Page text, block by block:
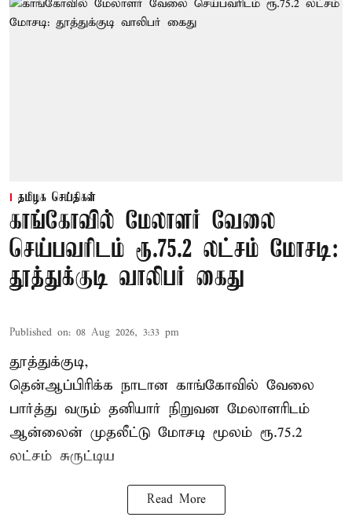
தமிழக செய்திகள்
காங்கோவில் மேலாளர் வேலை
செய்பவரிடம் ரூ.75.2 லட்சம் மோசடி:
தூத்துக்குடி வாலிபர் கைது
Published on: 08 Aug 2026, 3:33 pm
தூத்துக்குடி,
தென்ஆப்பிரிக்க நாடான காங்கோவில் வேலை
பார்த்து வரும் தனியார் நிறுவன மேலாளரிடம்
ஆன்லைன் முதலீட்டு மோசடி மூலம் ரூ.75.2
லட்சம் சுருட்டிய
Read More